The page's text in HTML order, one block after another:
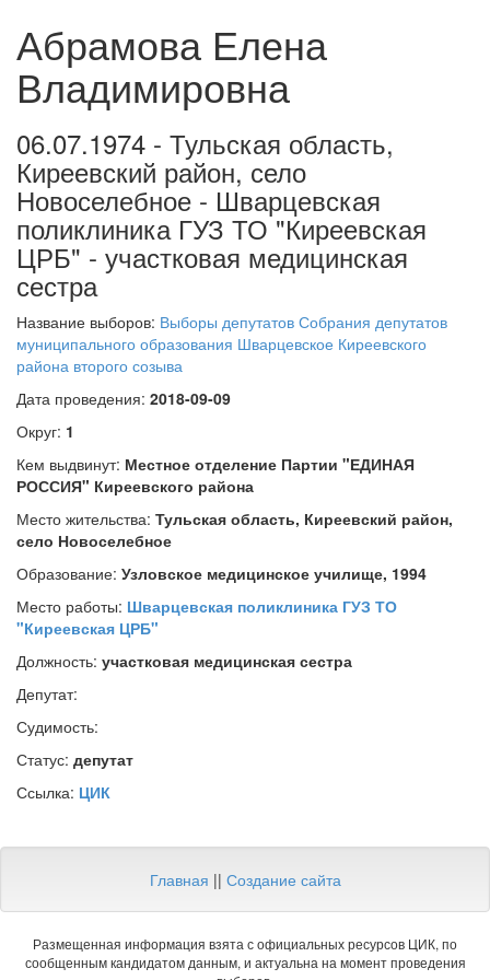
Абрамова Елена
Владимировна
06.07.1974 - Тульская область,
Киреевский район, село
Новоселебное - Шварцевская
поликлиника ГУЗ ТО "Киреевская
ЦРБ" - участковая медицинская
сестра
Название выборов: Выборы депутатов Собрания депутатов
муниципального образования Шварцевское Киреевского
района второго созыва
Дата проведения: 2018-09-09
Округ: 1
Кем выдвинут: Местное отделение Партии "ЕДИНАЯ
РОССИЯ" Киреевского района
Место жительства: Тульская область, Киреевский район,
село Новоселебное
Образование: Узловское медицинское училище, 1994
Место работы: Шварцевская поликлиника ГУЗ ТО
"Киреевская ЦРБ"
Должность: участковая медицинская сестра
Депутат:
Судимость:
Статус: депутат
Ссылка: ЦИК
Главная || Создание сайта
Размещенная информация взята с официальных ресурсов ЦИК, по
сообщенным кандидатом данным, и актуальна на момент проведения